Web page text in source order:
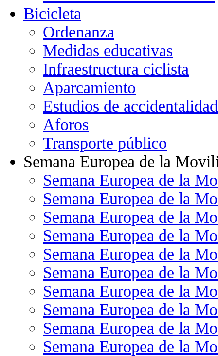
Bicicleta
Ordenanza
Medidas educativas
Infraestructura ciclista
Aparcamiento
Estudios de accidentalidad
Aforos
Transporte público
Semana Europea de la
Semana Europea de la
Semana Europea de la
Semana Europea de la
Semana Europea de la
Semana Europea de la
Semana Europea de la
Semana Europea de la
Semana Europea de la
Semana Europea de la
Semana Europea de la